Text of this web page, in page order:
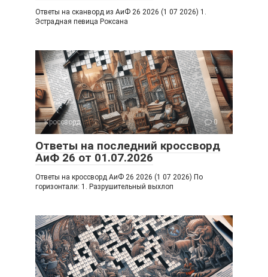
Ответы на сканворд из АиФ 26 2026 (1 07 2026) 1.
Эстрадная певица Роксана
Кроссворд 0
Ответы на последний кроссворд
АиФ 26 от 01.07.2026
Ответы на кроссворд АиФ 26 2026 (1 07 2026) По
горизонтали: 1. Разрушительный выхлоп